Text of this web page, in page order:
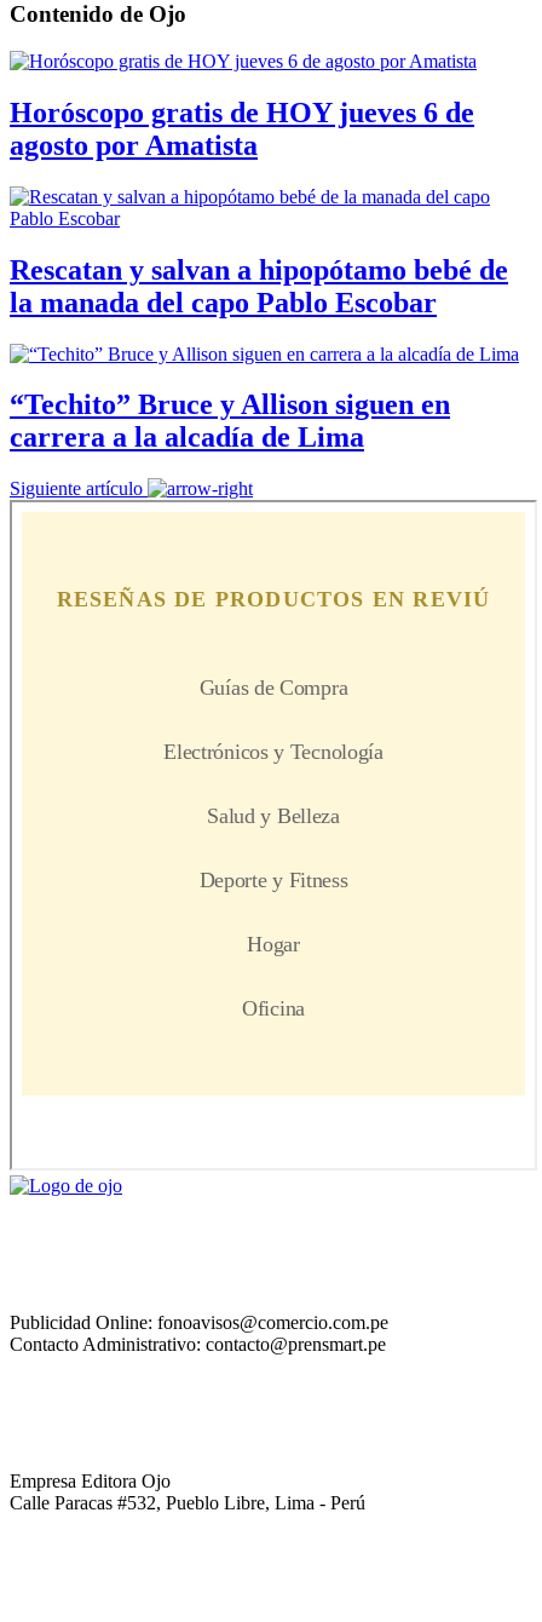
Contenido de Ojo
Horóscopo gratis de HOY jueves 6 de
agosto por Amatista
Rescatan y salvan a hipopótamo bebé de
la manada del capo Pablo Escobar
“Techito” Bruce y Allison siguen en
carrera a la alcadía de Lima
Siguiente artículo
Publicidad Online: fonoavisos@comercio.com.pe
Contacto Administrativo: contacto@prensmart.pe
Empresa Editora Ojo
Calle Paracas #532, Pueblo Libre, Lima - Perú